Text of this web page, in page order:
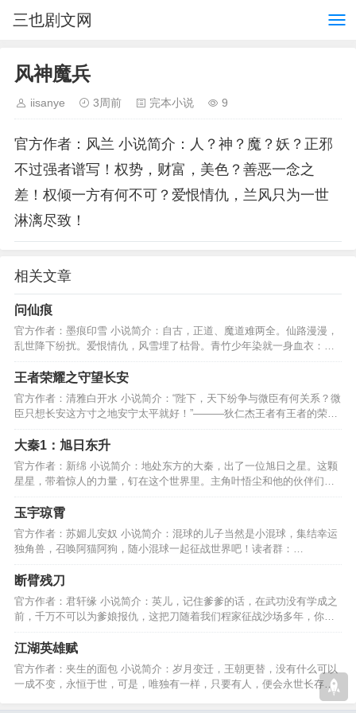
三也剧文网
风神魔兵
iisanye 3周前 完本小说 9
官方作者：风兰 小说简介：人？神？魔？妖？正邪
不过强者谱写！权势，财富，美色？善恶一念之
差！权倾一方有何不可？爱恨情仇，兰风只为一世
淋漓尽致！
相关文章
问仙痕
官方作者：墨痕印雪 小说简介：自古，正道、魔道难两全。仙路漫漫，
乱世降下纷扰。爱恨情仇，风雪埋了枯骨。青竹少年染就一身血衣：这
就是所谓的宿命......…
王者荣耀之守望长安
官方作者：清雅白开水 小说简介：“陛下，天下纷争与微臣有何关系？微
臣只想长安这方寸之地安宁太平就好！”———狄仁杰王者有王者的荣
耀，他亦有他的坚持…
大秦1：旭日东升
官方作者：新绵 小说简介：地处东方的大秦，出了一位旭日之星。这颗
星星，带着惊人的力量，钉在这个世界里。主角叶悟尘和他的伙伴们，
又有怎样的传奇故事呢？…
玉宇琼霄
官方作者：苏媚儿安奴 小说简介：混球的儿子当然是小混球，集结幸运
独角兽，召唤阿猫阿狗，随小混球一起征战世界吧！读者群：
585075490验证问题：玉宇琼霄…
断臂残刀
官方作者：君轩缘 小说简介：英儿，记住爹爹的话，在武功没有学成之
前，千万不可以为爹娘报仇，这把刀随着我们程家征战沙场多年，你一
定要好好的保管好。。。…
江湖英雄赋
官方作者：夹生的面包 小说简介：岁月变迁，王朝更替，没有什么可以
一成不变，永恒于世，可是，唯独有一样，只要有人，便会永世长存，